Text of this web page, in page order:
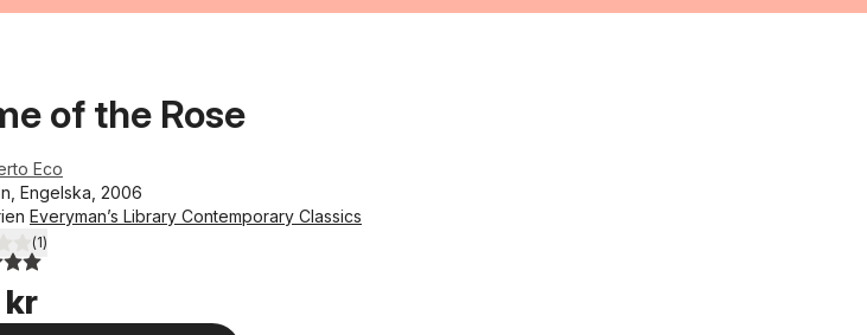
of the Rose
Eco
Engelska, 2006
Everyman’s Library Contemporary Classics
stjärnor. Totalt antal röster:
(1)
kr